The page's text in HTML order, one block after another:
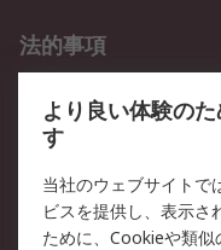
法的事項
クッキーポリシー
RSについて
会社概要
より良い体験の
す
当社のウェブサイトで
ビスを提供し、表示さ
ために、Cookieや類